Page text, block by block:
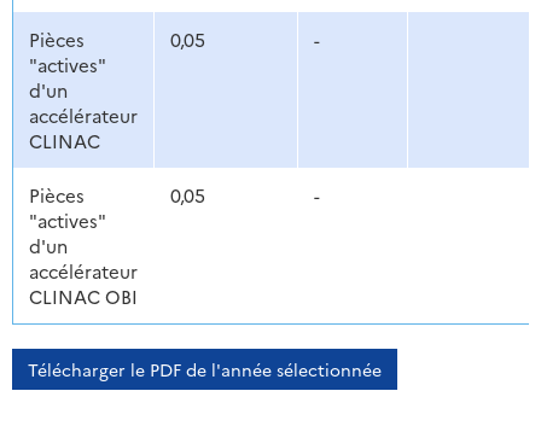
Pièces
"actives"
d'un
accélérateur
CLINAC
0,05 -
Pièces
"actives"
d'un
accélérateur
CLINAC OBI
0,05 -
Télécharger le PDF de l'année sélectionnée